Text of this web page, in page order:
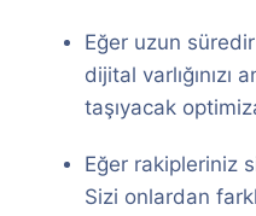
Eğer uzun
dijital varlığınızı
taşıyacak
Eğer rakipleriniz
Sizi onlardan